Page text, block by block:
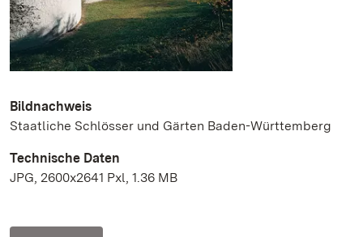
Bildnachweis
Staatliche Schlösser und Gärten Baden-Württemberg
Technische Daten
JPG, 2600x2641 Pxl, 1.36 MB